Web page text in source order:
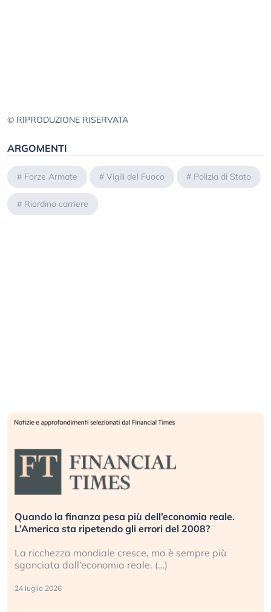
© RIPRODUZIONE RISERVATA
ARGOMENTI
# Forze Armate # Vigili del Fuoco # Polizia di Stato
# Riordino carriere
Quando la finanza pesa più dell’economia reale.
L’America sta ripetendo gli errori del 2008?
La ricchezza mondiale cresce, ma è sempre più
sganciata dall’economia reale. (…)
24 luglio 2026